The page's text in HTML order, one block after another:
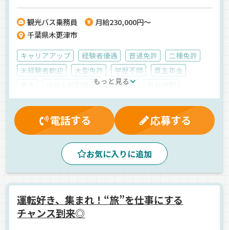
でも安心。月給23万円以上スタートで、研修期間中でも月給19万
8,000円。さらに賞与年2回（前年度実績3.0ヶ月分）や各種手当も豊富
まで安定して稼げる職場はなかなかありません。福利厚生も抜群。自
己負担2万円で住める社宅制度、千葉ロッテの観戦無料、小湊鐵道・バ
スの乗り放題、保健師・看護師常駐、年2回の健康診断など…社員の健
康と生活をしっかりサポートする制度が整っています。地元で働きな
道株式会社】でのお仕事ですが、応募はドラピタエージェントを通じ
てのご紹介になります！
観光バス乗務員
月給230,000円～
千葉県木更津市
キャリアアップ 経験者優遇 普通免許
二種免許
未経験者歓迎
大型免許 学歴不問
厚生年金
休日出勤割増金 健康保険
残業手当
労災保険 社宅対応可
雇用保険
マイカー通勤可
資格取得制度
朝
夜 夕方 高速バス 一般旅客
バス
もっと見る
電話する 応募する
お気に入りに追加
運転好き、集まれ！“旅”を仕事にする
チャンス到来◎